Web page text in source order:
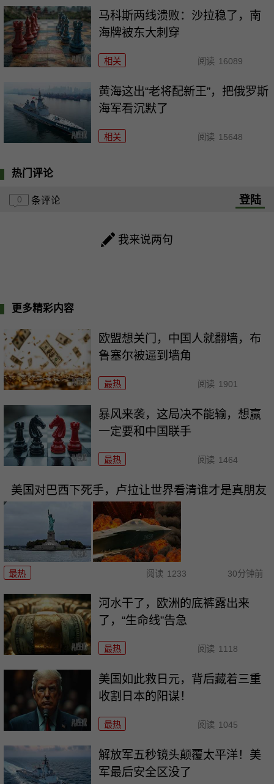
马科斯两线溃败：沙拉稳了，南
海牌被东大刺穿
相关 阅读 16089
黄海这出“老将配新王”，把俄罗斯
海军看沉默了
相关 阅读 15648
热门评论
0 条评论 登陆
我来说两句
更多精彩内容
欧盟想关门，中国人就翻墙，布
鲁塞尔被逼到墙角
最热 阅读 1901
暴风来袭，这局决不能输，想赢
一定要和中国联手
最热 阅读 1464
美国对巴西下死手，卢拉让世界看清谁才是真朋友
最热 阅读 1233 30分钟前
河水干了，欧洲的底裤露出来
了，“生命线”告急
最热 阅读 1118
美国如此救日元，背后藏着三重
收割日本的阳谋！
最热 阅读 1045
解放军五秒镜头颠覆太平洋！美
军最后安全区没了